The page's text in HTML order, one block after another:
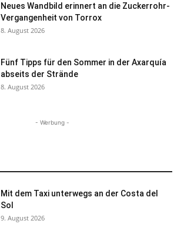
Neues Wandbild erinnert an die Zuckerrohr-
Vergangenheit von Torrox
8. August 2026
Fünf Tipps für den Sommer in der Axarquía
abseits der Strände
8. August 2026
- Werbung -
Mit dem Taxi unterwegs an der Costa del
Sol
9. August 2026